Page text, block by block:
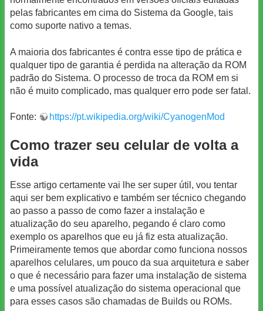
pelas fabricantes em cima do Sistema da Google, tais
como suporte nativo a temas.
A maioria dos fabricantes é contra esse tipo de prática e
qualquer tipo de garantia é perdida na alteração da ROM
padrão do Sistema. O processo de troca da ROM em si
não é muito complicado, mas qualquer erro pode ser fatal.
Fonte: https://pt.wikipedia.org/wiki/CyanogenMod
Como trazer seu celular de volta a
vida
Esse artigo certamente vai lhe ser super útil, vou tentar
aqui ser bem explicativo e também ser técnico chegando
ao passo a passo de como fazer a instalação e
atualização do seu aparelho, pegando é claro como
exemplo os aparelhos que eu já fiz esta atualização.
Primeiramente temos que abordar como funciona nossos
aparelhos celulares, um pouco da sua arquitetura e saber
o que é necessário para fazer uma instalação de sistema
e uma possível atualização do sistema operacional que
para esses casos são chamadas de Builds ou ROMs.